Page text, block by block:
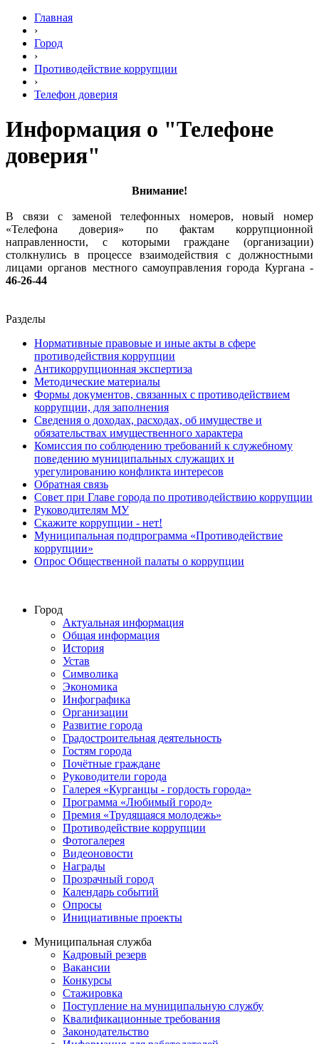
Главная
›
Город
›
Противодействие коррупции
›
Телефон доверия
Информация о "Телефоне
доверия"
Внимание!
В связи с заменой телефонных номеров, новый номер
«Телефона доверия» по фактам коррупционной
направленности, с которыми граждане (организации)
столкнулись в процессе взаимодействия с должностными
лицами органов местного самоуправления города Кургана -
46-26-44
Разделы
Нормативные правовые и иные акты в сфере
противодействия коррупции
Антикоррупционная экспертиза
Методические материалы
Формы документов, связанных с противодействием
коррупции, для заполнения
Сведения о доходах, расходах, об имуществе и
обязательствах имущественного характера
Комиссия по соблюдению требований к служебному
поведению муниципальных служащих и
урегулированию конфликта интересов
Обратная связь
Совет при Главе города по противодействию коррупции
Руководителям МУ
Скажите коррупции - нет!
Муниципальная подпрограмма «Противодействие
коррупции»
Опрос Общественной палаты о коррупции
Город
Актуальная информация
Общая информация
История
Устав
Символика
Экономика
Инфографика
Организации
Развитие города
Градостроительная деятельность
Гостям города
Почётные граждане
Руководители города
Галерея «Курганцы - гордость города»
Программа «Любимый город»
Премия «Трудящаяся молодежь»
Противодействие коррупции
Фотогалерея
Видеоновости
Награды
Прозрачный город
Календарь событий
Опросы
Инициативные проекты
Муниципальная служба
Кадровый резерв
Вакансии
Конкурсы
Стажировка
Поступление на муниципальную службу
Квалификационные требования
Законодательство